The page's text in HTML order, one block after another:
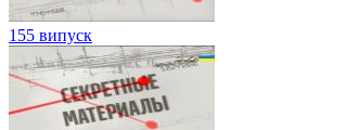
155 випуск